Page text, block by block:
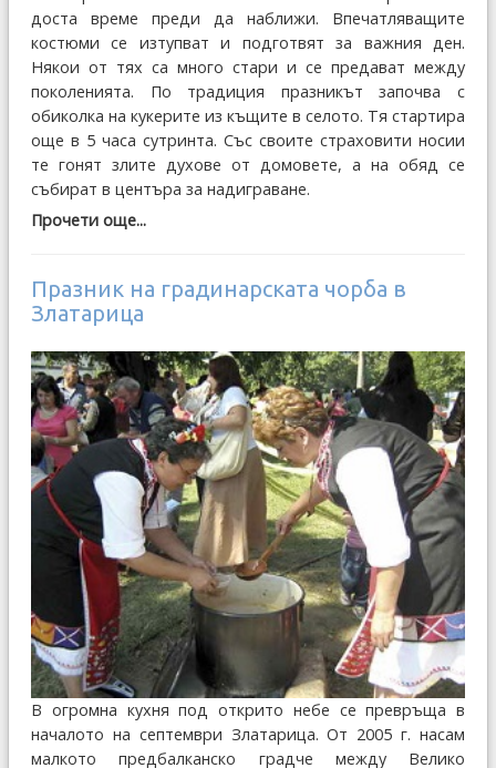
доста време преди да наближи. Впечатляващите
костюми се изтупват и подготвят за важния ден.
Някои от тях са много стари и се предават между
поколенията. По традиция празникът започва с
обиколка на кукерите из къщите в селото. Тя стартира
още в 5 часа сутринта. Със своите страховити носии
те гонят злите духове от домовете, а на обяд се
събират в центъра за надиграване.
Прочети още...
Пpaзник нa гpaдинapcкaтa чopбa в
Златарица
В огромна кухня под открито небе се превръща в
началото на септември Златарица. От 2005 г. насам
малкото предбалканско градче между Велико